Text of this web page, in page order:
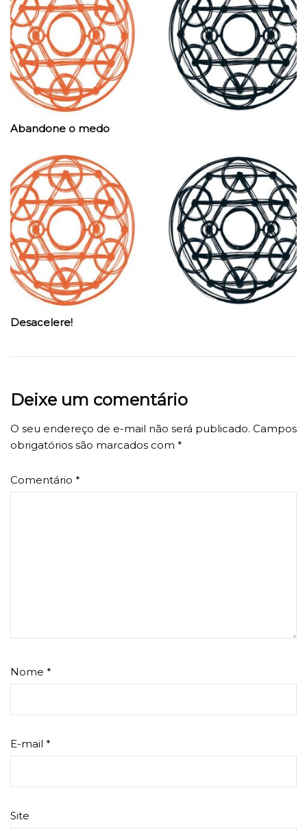
Abandone o medo
Desacelere!
Deixe um comentário
O seu endereço de e-mail não será publicado. Campos
obrigatórios são marcados com *
Comentário *
Nome *
E-mail *
Site